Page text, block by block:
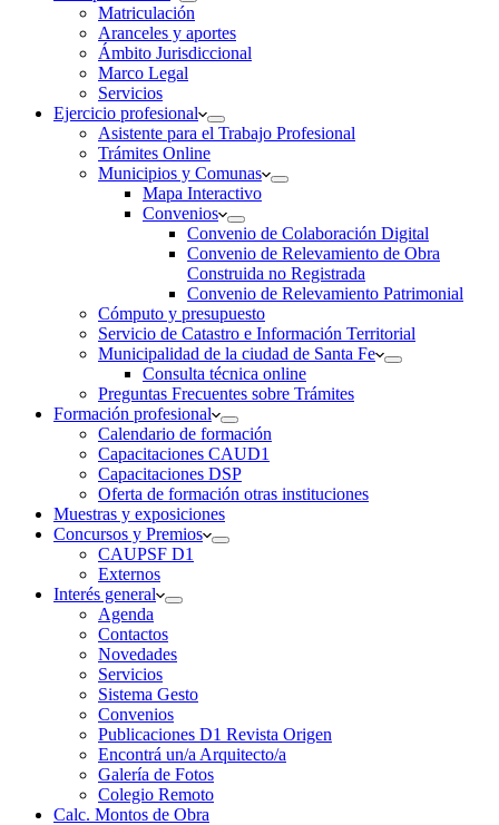
Matriculación
Aranceles y aportes
Ámbito Jurisdiccional
Marco Legal
Servicios
Ejercicio profesional
Asistente para el Trabajo Profesional
Trámites Online
Municipios y Comunas
Mapa Interactivo
Convenios
Convenio de Colaboración Digital
Convenio de Relevamiento de Obra
Construida no Registrada
Convenio de Relevamiento Patrimonial
Cómputo y presupuesto
Servicio de Catastro e Información Territorial
Municipalidad de la ciudad de Santa Fe
Consulta técnica online
Preguntas Frecuentes sobre Trámites
Formación profesional
Calendario de formación
Capacitaciones CAUD1
Capacitaciones DSP
Oferta de formación otras instituciones
Muestras y exposiciones
Concursos y Premios
CAUPSF D1
Externos
Interés general
Agenda
Contactos
Novedades
Servicios
Sistema Gesto
Convenios
Publicaciones D1 Revista Origen
Encontrá un/a Arquitecto/a
Galería de Fotos
Colegio Remoto
Calc. Montos de Obra